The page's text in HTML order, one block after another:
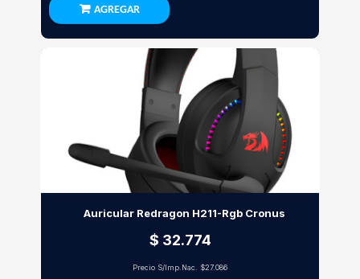
AGREGAR
Auricular Redragon H211-Rgb Cronus
$ 32.774
Precio S/Imp.Nac. $27.086